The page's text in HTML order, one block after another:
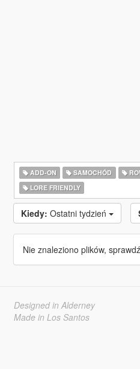
ADD-ON SAMOCHÓD
LORE FRIENDLY
Kiedy: Ostatni tydzień
Nie znaleziono plików,
Designed in Alderney
Made in Los Santos